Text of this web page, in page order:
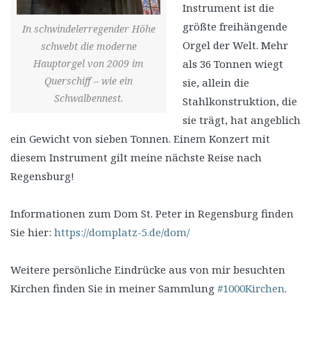
In schwindelerregender Höhe
schwebt die moderne
Hauptorgel von 2009 im
Querschiff – wie ein
Schwalbennest.
Instrument ist die
größte freihängende
Orgel der Welt. Mehr
als 36 Tonnen wiegt
sie, allein die
Stahlkonstruktion, die
sie trägt, hat angeblich
ein Gewicht von sieben Tonnen. Einem Konzert mit
diesem Instrument gilt meine nächste Reise nach
Regensburg!
Informationen zum Dom St. Peter in Regensburg finden
Sie hier: https://domplatz-5.de/dom/
Weitere persönliche Eindrücke aus von mir besuchten
Kirchen finden Sie in meiner Sammlung #1000Kirchen.